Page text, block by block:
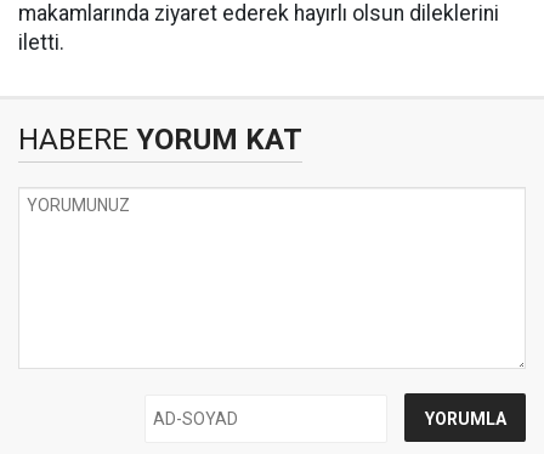
makamlarında ziyaret ederek hayırlı olsun dileklerini
iletti.
HABERE YORUM KAT